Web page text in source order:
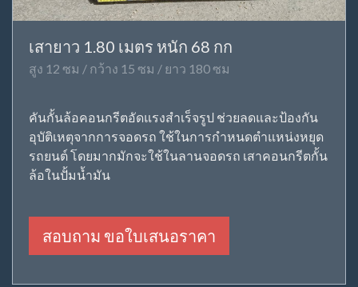
เสายาว 1.80 เมตร หนัก 68 กก
สูง 12 ซม / กว้าง 15 ซม / ยาว 180 ซม
คันกั้นล้อคอนกรีตอัดแรงสำเร็จรูป ช่วยลดและป้องกัน
อุบัติเหตุจากการจอดรถ ใช้ในการกำหนดตำแหน่งหยุด
รถยนต์ โดยมากมักจะใช้ในลานจอดรถ เสาคอนกรีตกั้น
ล้อในปั้มน้ำมัน
สอบถาม ขอใบเสนอราคา